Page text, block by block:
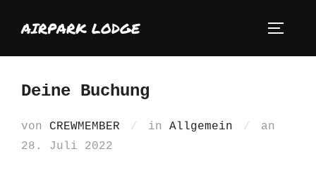
InhaltAIRPARK LODGE
Deine Buchung
von CREWMEMBER in Allgemein an
28. Juli 2022